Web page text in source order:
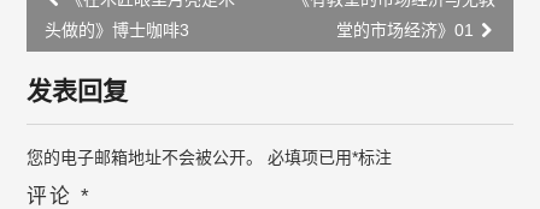
navigation
头做的》博士咖啡3
堂的市场经济》01
发表回复
您的电子邮箱地址不会被公开。 必填项已用*标注
评论*